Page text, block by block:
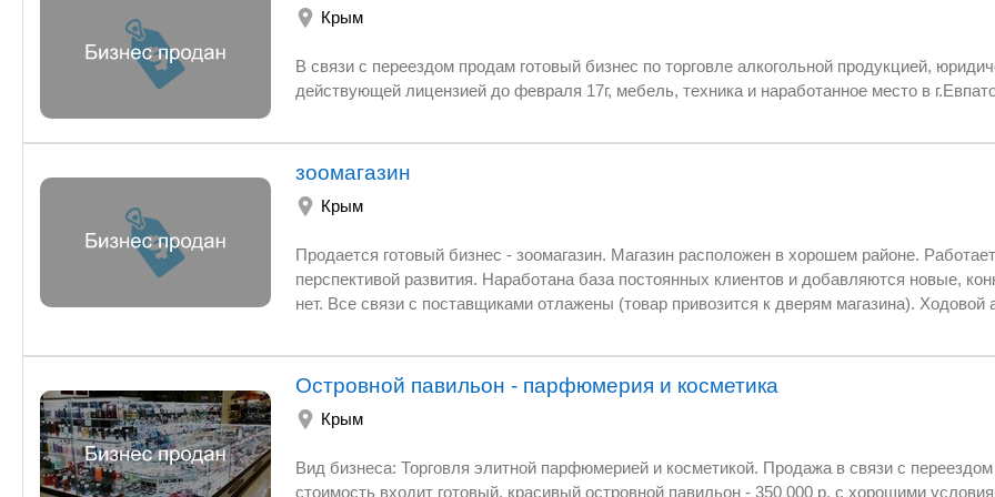
Крым
В связи с переездом продам готовый бизнес по торговле алкогольной продукцией, юридическое лицо с
действующей лицензией до февраля 17г, мебель, техника
зоомагазин
Крым
Продается готовый бизнес - зоомагазин. Магазин расположен в хорошем районе. Работает 6 лет, рентабельный с
перспективой развития. Наработана база постоянных клиентов и добавляются новые, конкурентов по соседству
нет. Все связи с поставщиками отлажены (товар привозится к дверям магазина). Ходовой ассортимент
Островной павильон - парфюмерия и косметика
Крым
Вид бизнеса: Торговля элитной парфюмерией и косметикой. Продажа в связи с переездом в другой город. В
стоимость входит готовый, красивый островной павильон - 350 000 р, с хорошими условиями аренды в торговом